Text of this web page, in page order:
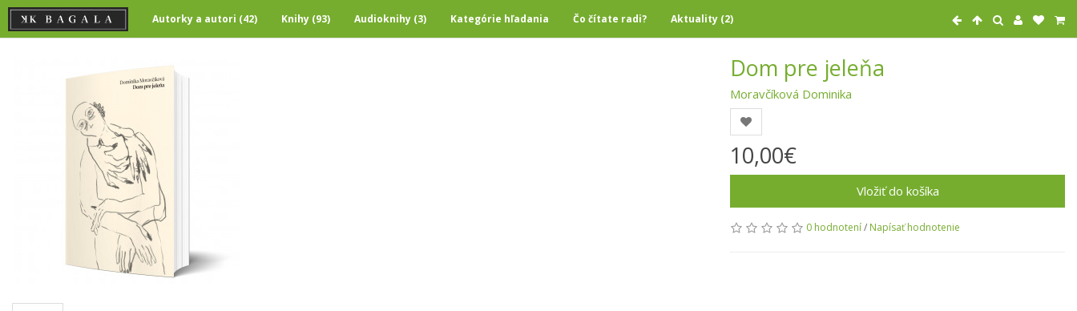
Autorky a autori (42) Knihy (93) Audioknihy (3) Kategórie hľadania Čo čítate radi? Aktuality (2)
Dom pre jeleňa
Moravčíková Dominika
10,00€
Vložiť do košíka
0 hodnotení/ Napísať hodnotenie